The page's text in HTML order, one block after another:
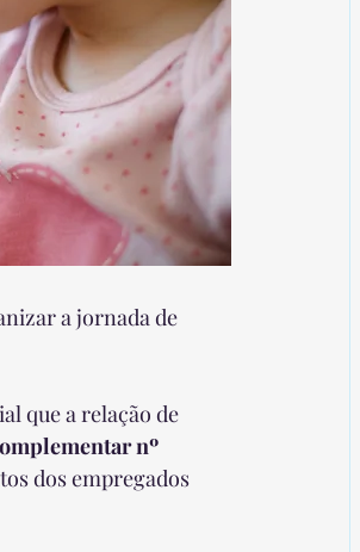
a jornada de
que a relação de
nº
dos empregados